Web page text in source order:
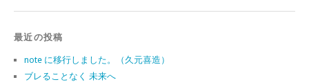
最近の投稿
note に移行しました。（久元喜造）
ブレることなく 未来へ